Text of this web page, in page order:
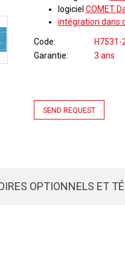
logiciel COMET
intégration dans
Code
H7531-
Garantie
3 ans
SEND REQUEST
OPTIONNELS ET